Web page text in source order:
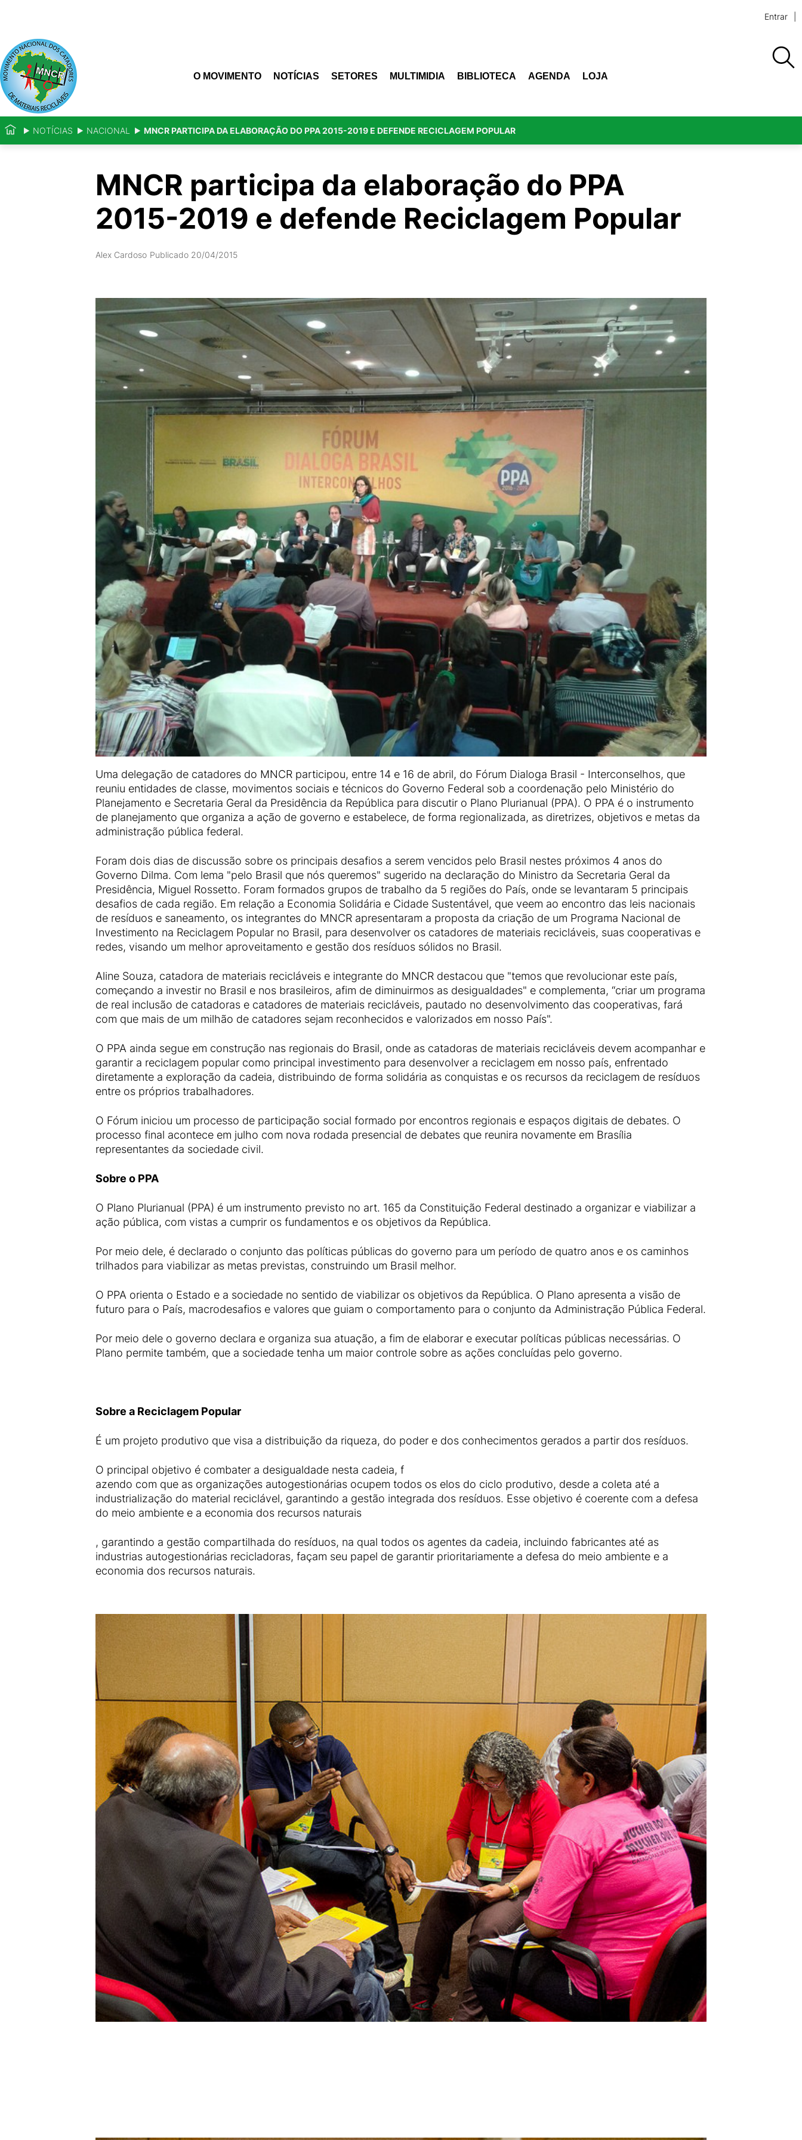
Entrar
O MOVIMENTO NOTÍCIAS SETORES MULTIMIDIA BIBLIOTECA AGENDA LOJA
NOTÍCIAS NACIONAL MNCR PARTICIPA DA ELABORAÇÃO DO PPA 2015-2019 E DEFENDE RECICLAGEM POPULAR
MNCR participa da elaboração do PPA
2015-2019 e defende Reciclagem Popular
Alex Cardoso Publicado 20/04/2015
Uma delegação de catadores do MNCR participou, entre 14 e 16 de abril, do Fórum Dialoga Brasil - Interconselhos, que
reuniu entidades de classe, movimentos sociais e técnicos do Governo Federal sob a coordenação pelo Ministério do
Planejamento e Secretaria Geral da Presidência da República para discutir o Plano Plurianual (PPA). O PPA é o instrumento
de planejamento que organiza a ação de governo e estabelece, de forma regionalizada, as diretrizes, objetivos e metas da
administração pública federal.
Foram dois dias de discussão sobre os principais desafios a serem vencidos pelo Brasil nestes próximos 4 anos do
Governo Dilma. Com lema "pelo Brasil que nós queremos" sugerido na declaração do Ministro da Secretaria Geral da
Presidência, Miguel Rossetto. Foram formados grupos de trabalho da 5 regiões do País, onde se levantaram 5 principais
desafios de cada região. Em relação a Economia Solidária e Cidade Sustentável, que veem ao encontro das leis nacionais
de resíduos e saneamento, os integrantes do MNCR apresentaram a proposta da criação de um Programa Nacional de
Investimento na Reciclagem Popular no Brasil, para desenvolver os catadores de materiais recicláveis, suas cooperativas e
redes, visando um melhor aproveitamento e gestão dos resíduos sólidos no Brasil.
Aline Souza, catadora de materiais recicláveis e integrante do MNCR destacou que "temos que revolucionar este país,
começando a investir no Brasil e nos brasileiros, afim de diminuirmos as desigualdades" e complementa, “criar um programa
de real inclusão de catadoras e catadores de materiais recicláveis, pautado no desenvolvimento das cooperativas, fará
com que mais de um milhão de catadores sejam reconhecidos e valorizados em nosso País".
O PPA ainda segue em construção nas regionais do Brasil, onde as catadoras de materiais recicláveis devem acompanhar e
garantir a reciclagem popular como principal investimento para desenvolver a reciclagem em nosso país, enfrentado
diretamente a exploração da cadeia, distribuindo de forma solidária as conquistas e os recursos da reciclagem de resíduos
entre os próprios trabalhadores.
O Fórum iniciou um processo de participação social formado por encontros regionais e espaços digitais de debates. O
processo final acontece em julho com nova rodada presencial de debates que reunira novamente em Brasília
representantes da sociedade civil.
Sobre o PPA
O Plano Plurianual (PPA) é um instrumento previsto no art. 165 da Constituição Federal destinado a organizar e viabilizar a
ação pública, com vistas a cumprir os fundamentos e os objetivos da República.
Por meio dele, é declarado o conjunto das políticas públicas do governo para um período de quatro anos e os caminhos
trilhados para viabilizar as metas previstas, construindo um Brasil melhor.
O PPA orienta o Estado e a sociedade no sentido de viabilizar os objetivos da República. O Plano apresenta a visão de
futuro para o País, macrodesafios e valores que guiam o comportamento para o conjunto da Administração Pública Federal.
Por meio dele o governo declara e organiza sua atuação, a fim de elaborar e executar políticas públicas necessárias. O
Plano permite também, que a sociedade tenha um maior controle sobre as ações concluídas pelo governo.
Sobre a Reciclagem Popular
É um projeto produtivo que visa a distribuição da riqueza, do poder e dos conhecimentos gerados a partir dos resíduos.
O principal objetivo é combater a desigualdade nesta cadeia, f
azendo com que as organizações autogestionárias ocupem todos os elos do ciclo produtivo, desde a coleta até a
industrialização do material reciclável, garantindo a gestão integrada dos resíduos. Esse objetivo é coerente com a defesa
do meio ambiente e a economia dos recursos naturais
, garantindo a gestão compartilhada do resíduos, na qual todos os agentes da cadeia, incluindo fabricantes até as
industrias autogestionárias recicladoras, façam seu papel de garantir prioritariamente a defesa do meio ambiente e a
economia dos recursos naturais.